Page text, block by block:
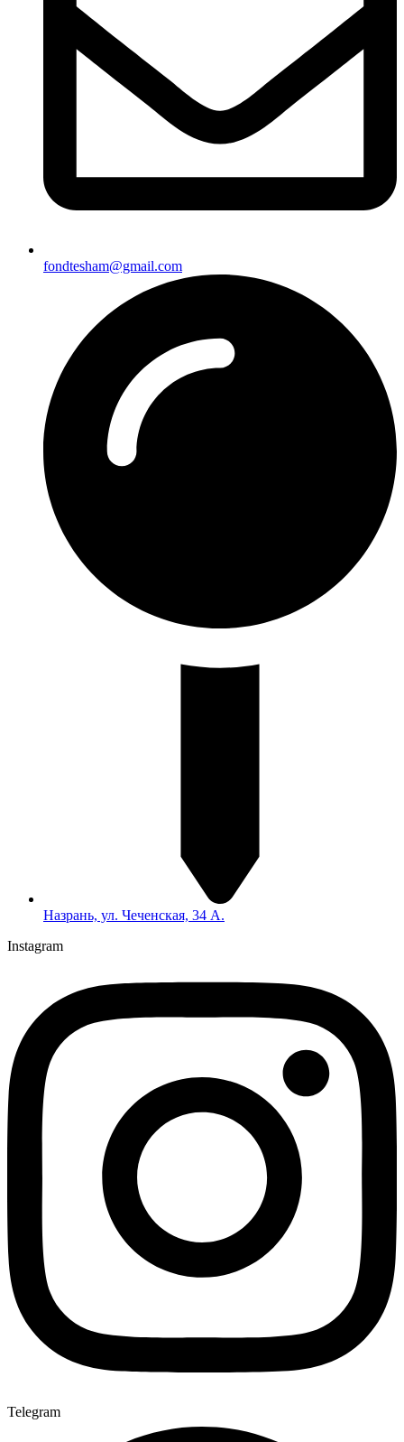
fondtesham@gmail.com
Назрань, ул. Чеченская, 34 А.
Instagram
Telegram